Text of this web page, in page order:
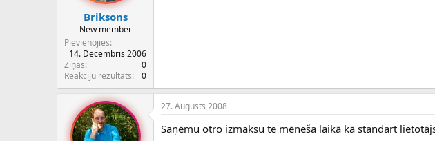
Briksons
New member
Pievienojies
14. Decembris 2006
Ziņas
0
Reakciju rezultāts
0
27. Augusts 2008
Saņēmu otro izmaksu te mēneša laikā kā standart